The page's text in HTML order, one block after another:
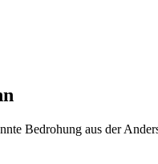
Bedrohung aus der